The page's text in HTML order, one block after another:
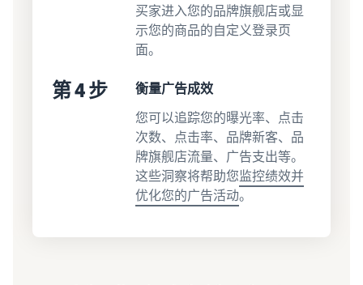
买家进入您的品牌旗舰店或显
示您的商品的自定义登录页
面。
第 4 步
衡量广告成效
您可以追踪您的曝光率、点击
次数、点击率、品牌新客、品
牌旗舰店流量、广告支出等。
这些洞察将帮助您监控绩效并
优化您的广告活动。